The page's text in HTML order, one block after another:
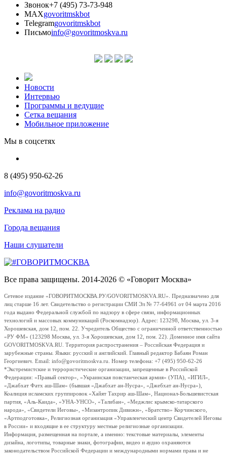
Звонок+7 (495) 73-73-948
MAXgovoritmskbot
Telegramgovoritmskbot
Письмоinfo@govoritmoskva.ru
Новости
Интервью
Программы и ведущие
Сетка вещания
Мобильное приложение
Мы в соцсетях
8 (495) 950-62-26
info@govoritmoskva.ru
Реклама на радио
Города вещания
Наши слушатели
Все права защищены. 2014-2026 © «Говорит Москва»
Сетевое издание «ГОВОРИТМОСКВА.РУ/GOVORITMOSKVA.RU». Предназначено для
лиц старше 16 лет. Свидетельство о регистрации СМИ Эл № 77-64961 от 04 марта 2016
года выдано Федеральной службой по надзору в сфере связи, информационных
технологий и массовых коммуникаций (Роскомнадзор). Адрес: 123298, Москва, ул. 3-я
Хорошевская, дом 12, пом. 22. Учредитель Общество с ограниченной ответственностью
«РУ ФМ» (123298 Москва, ул. 3-я Хорошевская, дом 12, пом. 22). Доменное имя сайта
GOVORITMOSKVA.RU. Территория распространения – Российская Федерация и
зарубежные страны. Языки: русский и английский. Главный редактор Бабаян Роман
Георгиевич. Email: info@govoritmoskva.ru. Номер телефона: +7 (495) 950-62-26
*Экстремистские и террористические организации, запрещенные в Российской
Федерации: «Правый сектор», «Украинская повстанческая армия» (УПА), «ИГИЛ»,
«Джабхат Фатх аш-Шам» (бывшая «Джабхат ан-Нусра», «Джебхат ан-Нусра»),
Коалиция исламских группировок «Хайят Тахрир аш-Шам», Национал-Большевистская
партия, «Аль-Каида», «УНА-УНСО», «Талибан», «Меджлис крымско-татарского
народа», «Свидетели Иеговы», «Мизантропик Дивижн», «Братство» Корчинского,
«Артподготовка», Религиозная организация «Управленческий центр Свидетелей Иеговы
в России» и входящие в ее структуру местные религиозные организации.
Информация, размещенная на портале, а именно: текстовые материалы, элементы
дизайна, логотипы, товарные знаки, фотографии, видео и аудио охраняются
законодательством Российской Федерации и международными нормами права и не